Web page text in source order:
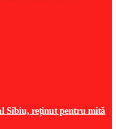
Sibiu, reținut pentru mită